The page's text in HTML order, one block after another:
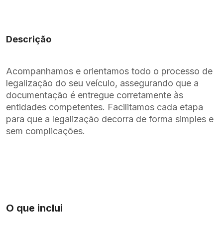
Descrição
Acompanhamos e orientamos todo o processo de
legalização do seu veículo, assegurando que a
documentação é entregue corretamente às
entidades competentes. Facilitamos cada etapa
para que a legalização decorra de forma simples e
sem complicações.
O que inclui